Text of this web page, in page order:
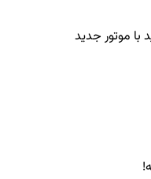
موتور جدید